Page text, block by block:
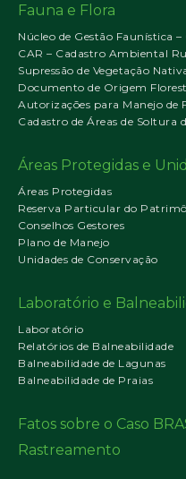
Fauna e Flora
Núcleo de Gestão Faunística –
CAR – Cadastro Ambiental
Supressão de Vegetação
Documento de Origem
Autorizações para Manejo de
Cadastro de Áreas de Soltura
Áreas Protegidas e
Áreas Protegidas
Reserva Particular do
Conselhos Gestores
Plano de Manejo
Unidades de Conservação
Laboratório e
Laboratório
Relatórios de Balneabilidade
Balneabilidade de Lagunas
Balneabilidade de Praias
Fatos sobre o Caso
Rastreamento